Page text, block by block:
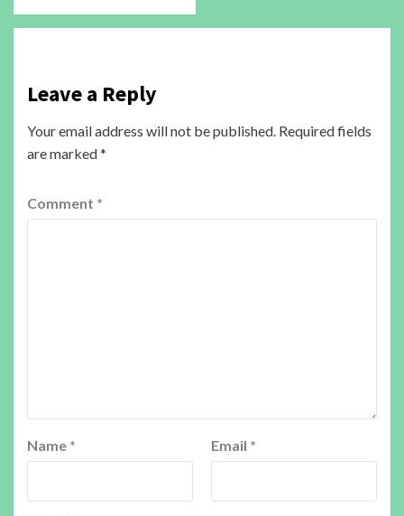
Leave a Reply
Your email address will not be published. Required fields
are marked*
Comment *
Name * Email *